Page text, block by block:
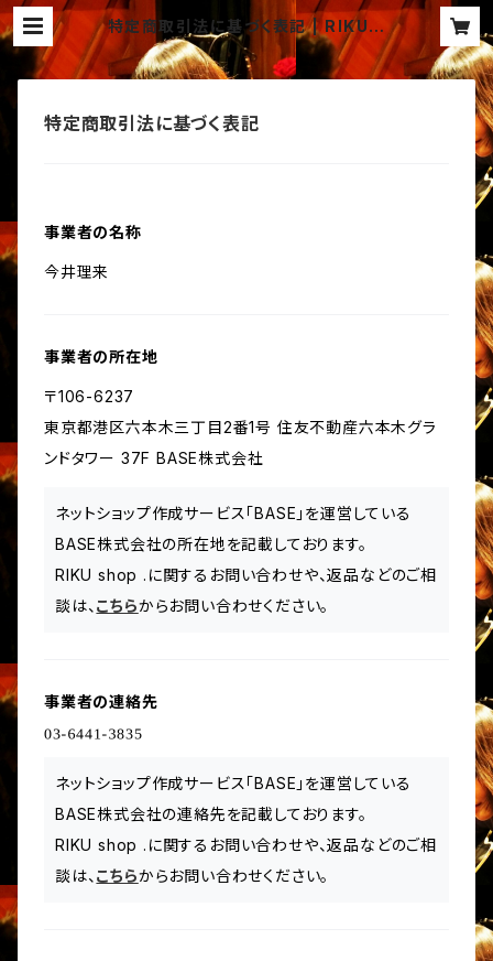
特定商取引法に基づく表記 | RIKU s
hop .
特定商取引法に基づく表記
事業者の名称
今井理来
事業者の所在地
〒106-6237
東京都港区六本木三丁目2番1号 住友不動産六本木グラ
ンドタワー 37F BASE株式会社
ネットショップ作成サービス「BASE」を運営している
BASE株式会社の所在地を記載しております。
RIKU shop .に関するお問い合わせや、返品などのご相
談は、 こちらからお問い合わせください。
事業者の連絡先
ネットショップ作成サービス「BASE」を運営している
BASE株式会社の連絡先を記載しております。
RIKU shop .に関するお問い合わせや、返品などのご相
談は、 こちらからお問い合わせください。